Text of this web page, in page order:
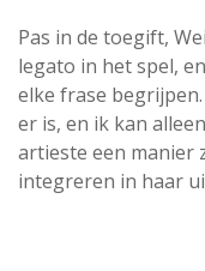
Pas in de toegift,
legato in het spel,
elke frase begrijpen.
er is, en ik kan
artieste een manier
integreren in haar